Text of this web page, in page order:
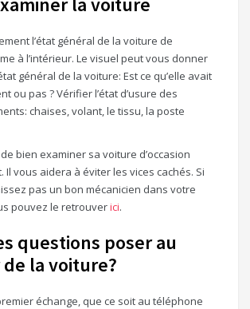
l’état général de la voiture de
à l’intérieur. Le visuel peut vous donner
général de la voiture: Est ce qu’elle avait
ou pas ? Vérifier l’état d’usure des
chaises, volant, le tissu, la poste
bien examiner sa voiture d’occasion
Il vous aidera à éviter les vices cachés. Si
pas un bon mécanicien dans votre
pouvez le retrouverici.
questions poser au
la voiture?
échange, que ce soit au téléphone